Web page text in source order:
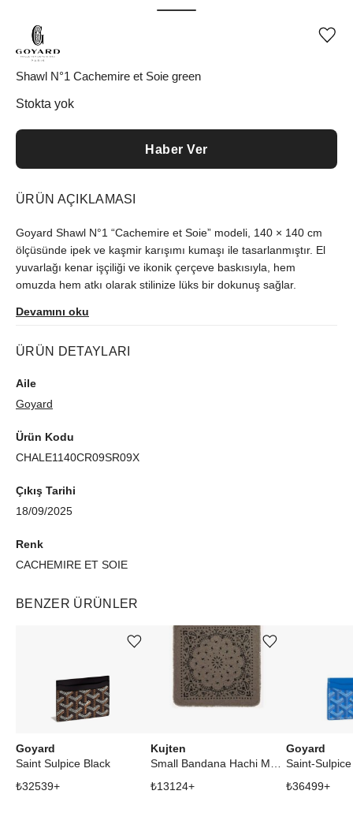
Shawl N°1 Cachemire et Soie green
Stokta yok
Haber Ver
ÜRÜN AÇIKLAMASI
Goyard Shawl N°1 “Cachemire et Soie” modeli, 140 × 140 cm
ölçüsünde ipek ve kaşmir karışımı kumaşı ile tasarlanmıştır. El
yuvarlağı kenar işçiliği ve ikonik çerçeve baskısıyla, hem
omuzda hem atkı olarak stilinize lüks bir dokunuş sağlar.
Devamını oku
ÜRÜN DETAYLARI
Aile
Goyard
Ürün Kodu
CHALE1140CR09SR09X
Çıkış Tarihi
18/09/2025
Renk
CACHEMIRE ET SOIE
BENZER ÜRÜNLER
Goyard
Saint Sulpice Black
₺32539+
Ürünü istek listesine ekle veya listeden çıkar
Kujten
₺13124+
Ürünü istek listesine ekle veya listeden çıkar
Goyard
Saint-
₺36499+